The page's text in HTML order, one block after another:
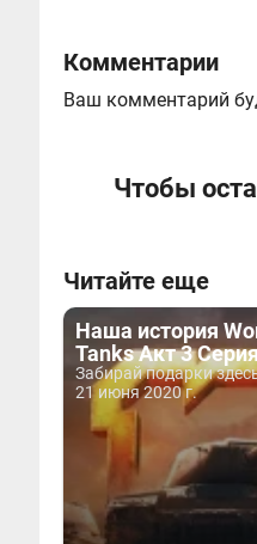
Комментарии
Ваш комментарий
Чтобы
Читайте еще
Наша история
Tanks Акт 3
Забирай подарки
21 июня 2020 г.